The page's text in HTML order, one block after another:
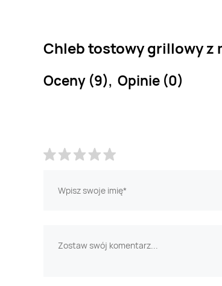
Chleb tostowy grillowy z
Oceny (9), Opinie (0)